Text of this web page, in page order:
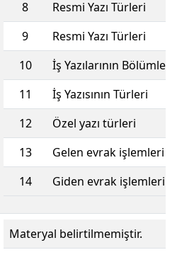
8
Resmi Yazı Türleri
9
Resmi Yazı Türleri
10
İş Yazılarının Bölümleri
11
İş Yazısının Türleri
12
Özel yazı türleri
13
Gelen evrak işlemleri
14
Giden evrak işlemleri
Materyal belirtilmemiştir.